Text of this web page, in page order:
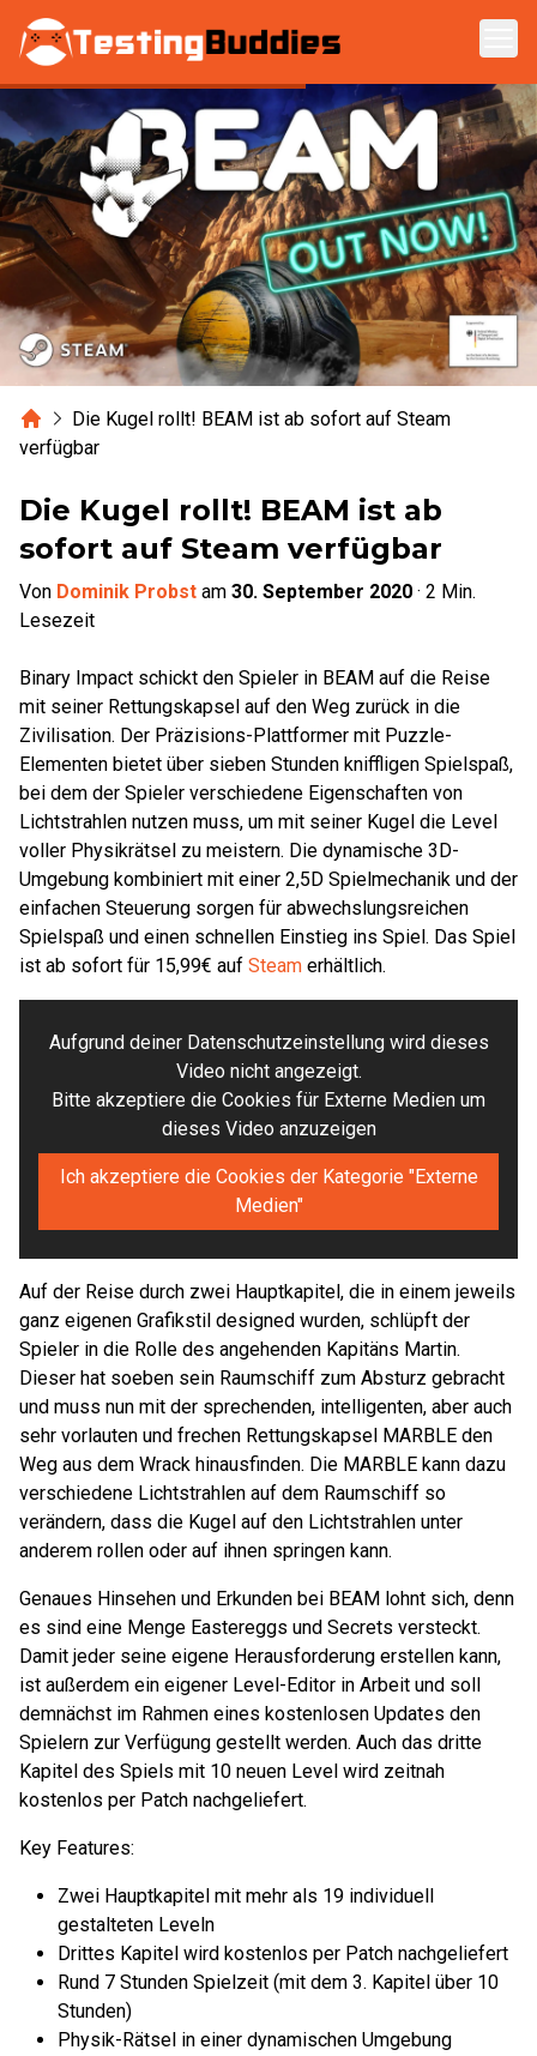
Zum Hauptinhalt springen
HomeDie Kugel rollt! BEAM ist ab sofort auf Steam
verfügbar
Die Kugel rollt! BEAM ist ab
sofort auf Steam verfügbar
Von Dominik Probst am 30. September 2020 · 2 Min.
Lesezeit
Binary Impact schickt den Spieler in BEAM auf die Reise
mit seiner Rettungskapsel auf den Weg zurück in die
Zivilisation. Der Präzisions-Plattformer mit Puzzle-
Elementen bietet über sieben Stunden kniffligen Spielspaß,
bei dem der Spieler verschiedene Eigenschaften von
Lichtstrahlen nutzen muss, um mit seiner Kugel die Level
voller Physikrätsel zu meistern. Die dynamische 3D-
Umgebung kombiniert mit einer 2,5D Spielmechanik und der
einfachen Steuerung sorgen für abwechslungsreichen
Spielspaß und einen schnellen Einstieg ins Spiel. Das Spiel
ist ab sofort für 15,99€ auf Steam erhältlich.
Aufgrund deiner Datenschutzeinstellung wird dieses
Video nicht angezeigt.
Bitte akzeptiere die Cookies für Externe Medien um
dieses Video anzuzeigen
Ich akzeptiere die Cookies der Kategorie "Externe
Medien"
Auf der Reise durch zwei Hauptkapitel, die in einem jeweils
ganz eigenen Grafikstil designed wurden, schlüpft der
Spieler in die Rolle des angehenden Kapitäns Martin.
Dieser hat soeben sein Raumschiff zum Absturz gebracht
und muss nun mit der sprechenden, intelligenten, aber auch
sehr vorlauten und frechen Rettungskapsel MARBLE den
Weg aus dem Wrack hinausfinden. Die MARBLE kann dazu
verschiedene Lichtstrahlen auf dem Raumschiff so
verändern, dass die Kugel auf den Lichtstrahlen unter
anderem rollen oder auf ihnen springen kann.
Genaues Hinsehen und Erkunden bei BEAM lohnt sich, denn
es sind eine Menge Eastereggs und Secrets versteckt.
Damit jeder seine eigene Herausforderung erstellen kann,
ist außerdem ein eigener Level-Editor in Arbeit und soll
demnächst im Rahmen eines kostenlosen Updates den
Spielern zur Verfügung gestellt werden. Auch das dritte
Kapitel des Spiels mit 10 neuen Level wird zeitnah
kostenlos per Patch nachgeliefert.
Key Features:
Zwei Hauptkapitel mit mehr als 19 individuell
gestalteten Leveln
Drittes Kapitel wird kostenlos per Patch nachgeliefert
Rund 7 Stunden Spielzeit (mit dem 3. Kapitel über 10
Stunden)
Physik-Rätsel in einer dynamischen Umgebung